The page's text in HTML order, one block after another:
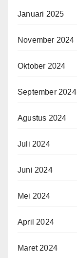
Januari 2025
November 2024
Oktober 2024
September 2024
Agustus 2024
Juli 2024
Juni 2024
Mei 2024
April 2024
Maret 2024